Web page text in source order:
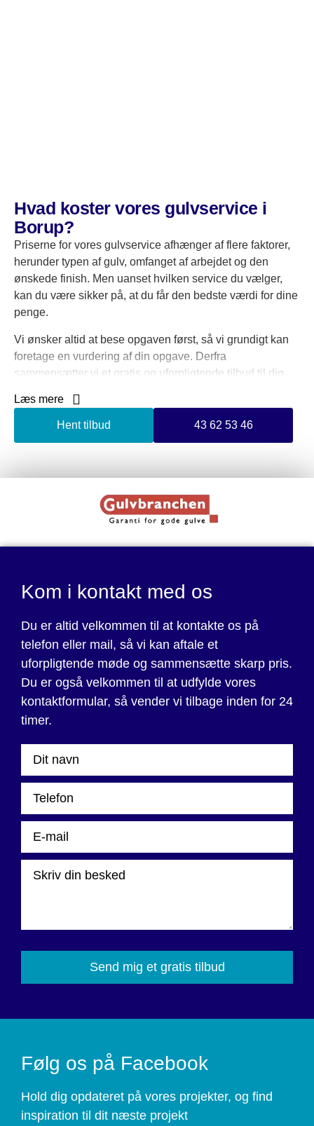
Hvad koster vores gulvservice i
Borup?
Priserne for vores gulvservice afhænger af flere faktorer,
herunder typen af gulv, omfanget af arbejdet og den
ønskede finish. Men uanset hvilken service du vælger,
kan du være sikker på, at du får den bedste værdi for dine
penge.
Vi ønsker altid at bese opgaven først, så vi grundigt kan
foretage en vurdering af din opgave. Derfra
sammensætter vi et gratis og uforpligtende tilbud til dig.
Med over 20 års erfaring inden for gulvservice, ved vi
Kontakt os i dag for at få mere information om vores priser
og for at få et uforpligtende tilbud. Vi står altid klar til at
hjælpe dig med at opnå de bedste resultater.
Læs mere
Hent tilbud 43 62 53 46
Kom i kontakt med os
Du er altid velkommen til at kontakte os på
telefon eller mail, så vi kan aftale et
uforpligtende møde og sammensætte skarp pris.
Du er også velkommen til at udfylde vores
kontaktformular, så vender vi tilbage inden for 24
timer.
this
empty.
Følg os på Facebook
Hold dig opdateret på vores projekter, og find
inspiration til dit næste projekt